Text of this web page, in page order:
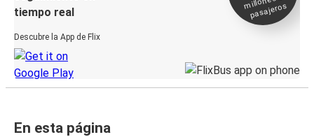
tiempo real
Descubre la App de Flix
pasajeros
En esta página